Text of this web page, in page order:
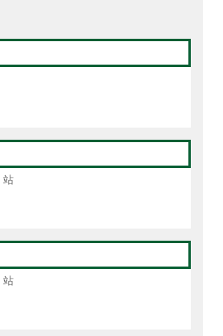
站
站